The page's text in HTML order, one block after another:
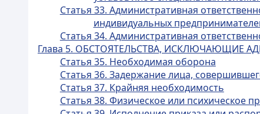
Статья 33. Административная
индивидуальных
Статья 34. Административная
Глава 5. ОБСТОЯТЕЛЬСТВА, ИСКЛЮЧАЮЩИЕ
Статья 35. Необходимая оборона
Статья 36. Задержание лица,
Статья 37. Крайняя необходимость
Статья 38. Физическое или психическое